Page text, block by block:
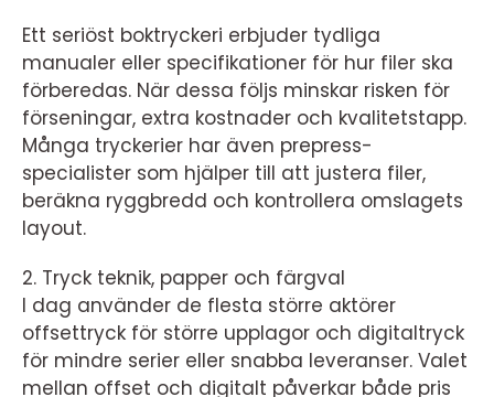
Ett seriöst boktryckeri erbjuder tydliga
manualer eller specifikationer för hur filer ska
förberedas. När dessa följs minskar risken för
förseningar, extra kostnader och kvalitetstapp.
Många tryckerier har även prepress-
specialister som hjälper till att justera filer,
beräkna ryggbredd och kontrollera omslagets
layout.
2. Tryck teknik, papper och färgval
I dag använder de flesta större aktörer
offsettryck för större upplagor och digitaltryck
för mindre serier eller snabba leveranser. Valet
mellan offset och digitalt påverkar både pris